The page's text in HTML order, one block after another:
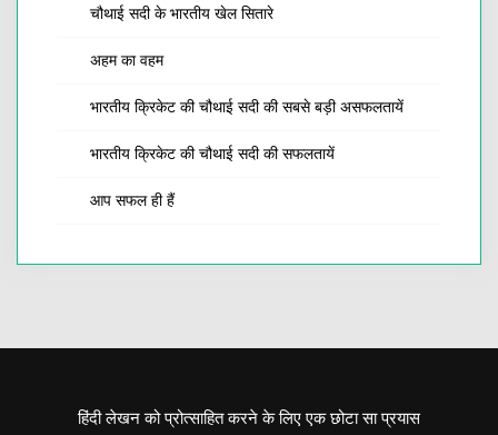
चौथाई सदी के भारतीय खेल सितारे
अहम का वहम
भारतीय क्रिकेट की चौथाई सदी की सबसे बड़ी असफलतायें
भारतीय क्रिकेट की चौथाई सदी की सफलतायें
आप सफल ही हैं
हिंदी लेखन को प्रोत्साहित करने के लिए एक छोटा सा प्रयास